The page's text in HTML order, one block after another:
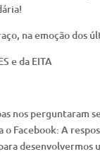
na emoção dos
e da EITA
nos perguntaram
o Facebook: A
desenvolvermos